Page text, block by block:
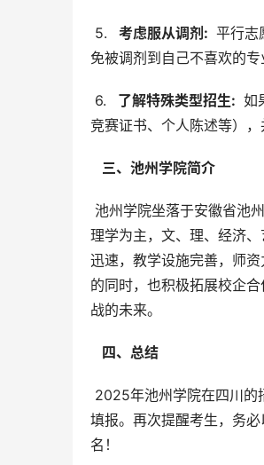
5.
  考虑服从调剂:
平行志
免被调剂到自己不喜欢的
6.
  了解特殊类型招生:
如
竞赛证书、个人陈述等），
  三、池州学院简介
理学为主，文、理、经济
迅速，教学设施完善，师
的同时，也积极拓展校企
战的未来。
  四、总结
填报。再次提醒考生，务
名！